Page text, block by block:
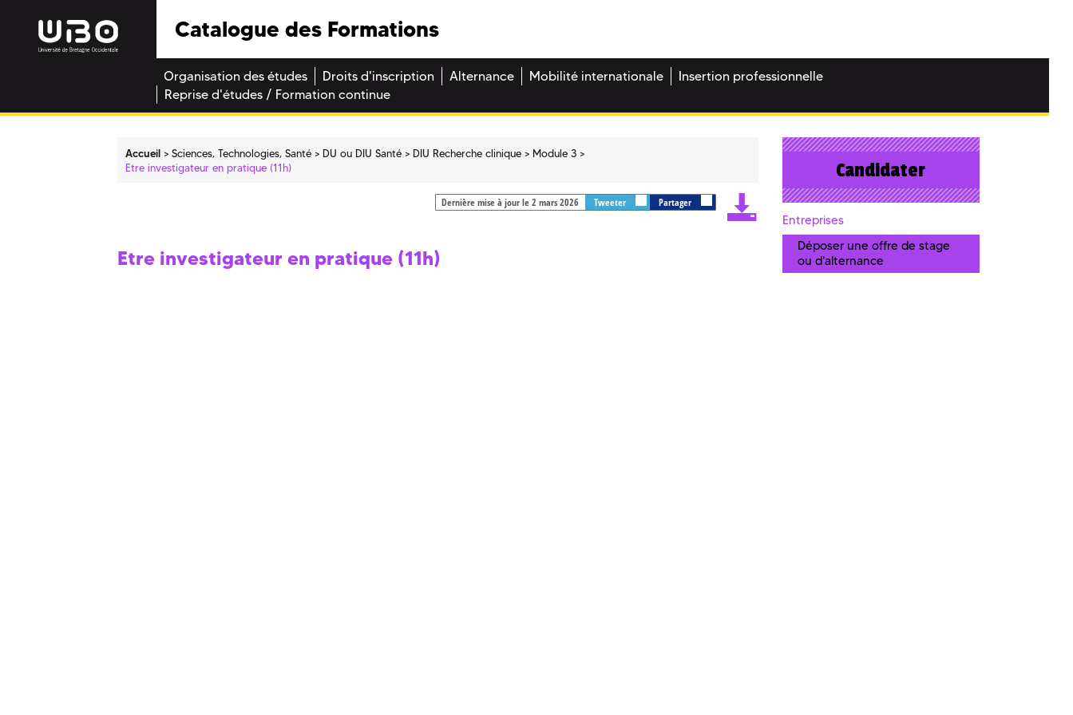
Catalogue des Formations
Organisation des études Droits d'inscription Alternance Mobilité internationale
Insertion professionnelle
Reprise d'études / Formation continue
Accueil Sciences, Technologies, Santé DU ou DIU Santé DIU Recherche clinique
Module 3
Etre investigateur en pratique (11h)
Dernière mise à jour le 2 mars 2026 Tweeter Partager
Etre investigateur en pratique (11h)
Candidater
Entreprises
Déposer une offre de stage
ou d'alternance